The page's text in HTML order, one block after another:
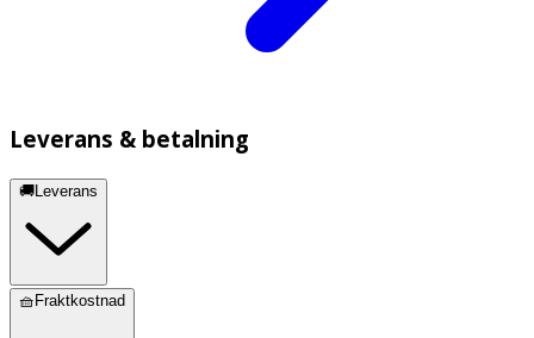
Leverans & betalning
🚚Leverans
🧺Fraktkostnad